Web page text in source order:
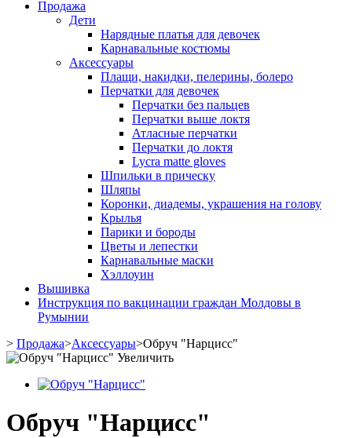
Продажа
Дети
Нарядные платья для девочек
Карнавальные костюмы
Аксессуары
Плащи, накидки, пелерины, болеро
Перчатки для девочек
Перчатки без пальцев
Перчатки выше локтя
Атласные перчатки
Перчатки до локтя
Lycra matte gloves
Шпильки в прическу
Шляпы
Коронки, диадемы, украшения на голову
Крылья
Парики и бороды
Цветы и лепестки
Карнавальные маски
Хэллоуин
Вышивка
Инструкция по вакцинации граждан Молдовы в
Румынии
> Продажа>Аксессуары>Обруч "Нарцисс"
Увеличить
Обруч "Нарцисс"